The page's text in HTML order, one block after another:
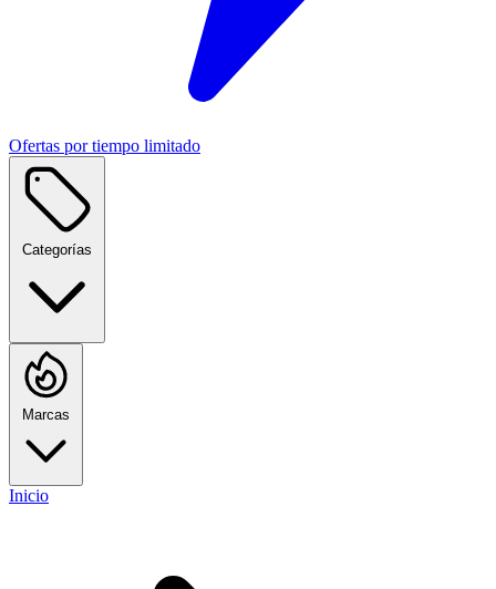
Ofertas por tiempo limitado
Categorías
Marcas
Inicio